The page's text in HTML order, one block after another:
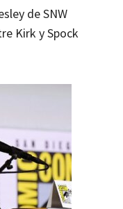
de SNW
Kirk y Spock